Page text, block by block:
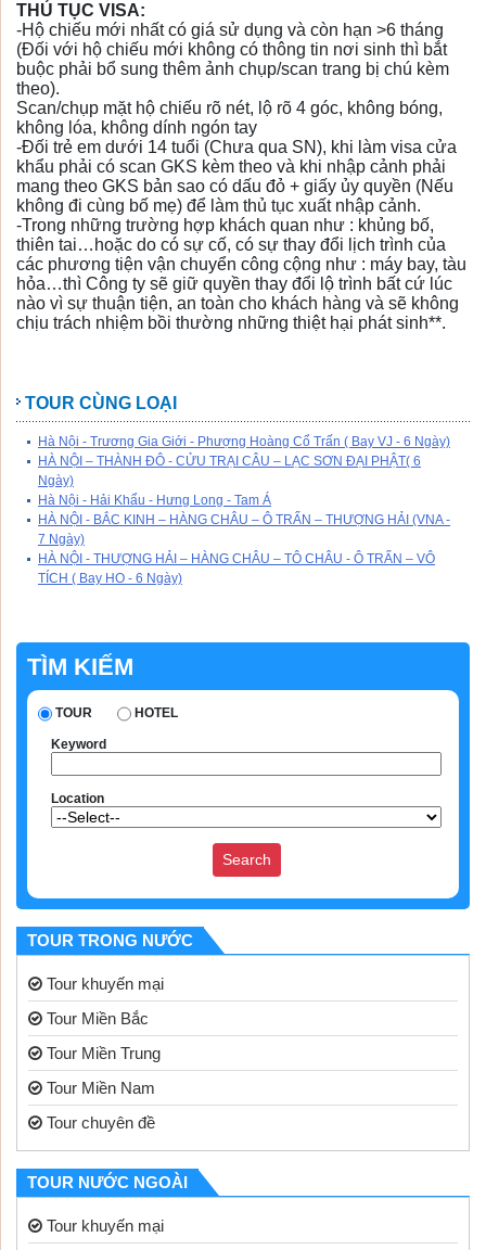
THỦ TỤC VISA:
-Hộ chiếu mới nhất có giá sử dụng và còn hạn >6 tháng
(Đối với hộ chiếu mới không có thông tin nơi sinh thì bắt
buộc phải bổ sung thêm ảnh chụp/scan trang bị chú kèm
theo).
Scan/chụp mặt hộ chiếu rõ nét, lộ rõ 4 góc, không bóng,
không lóa, không dính ngón tay
-Đối trẻ em dưới 14 tuổi (Chưa qua SN), khi làm visa cửa
khẩu phải có scan GKS kèm theo và khi nhập cảnh phải
mang theo GKS bản sao có dấu đỏ + giấy ủy quyền (Nếu
không đi cùng bố mẹ) để làm thủ tục xuất nhập cảnh.
-Trong những trường hợp khách quan như : khủng bố,
thiên tai…hoặc do có sự cố, có sự thay đổi lịch trình của
các phương tiện vận chuyển công cộng như : máy bay, tàu
hỏa…thì Công ty sẽ giữ quyền thay đổi lộ trình bất cứ lúc
nào vì sự thuận tiện, an toàn cho khách hàng và sẽ không
chịu trách nhiệm bồi thường những thiệt hại phát sinh**.
TOUR CÙNG LOẠI
Hà Nội - Trương Gia Giới - Phượng Hoàng Cổ Trấn ( Bay VJ - 6 Ngày)
HÀ NỘI – THÀNH ĐÔ - CỬU TRẠI CÂU – LẠC SƠN ĐẠI PHẬT( 6
Ngày)
Hà Nội - Hải Khẩu - Hưng Long - Tam Á
HÀ NỘI - BẮC KINH – HÀNG CHÂU – Ô TRẤN – THƯỢNG HẢI (VNA -
7 Ngày)
HÀ NỘI - THƯỢNG HẢI – HÀNG CHÂU – TÔ CHÂU - Ô TRẤN – VÔ
TÍCH ( Bay HO - 6 Ngày)
TÌM KIẾM
TOUR HOTEL
Keyword
Location
TOUR TRONG NƯỚC
Tour khuyến mại
Tour Miền Bắc
Tour Miền Trung
Tour Miền Nam
Tour chuyên đề
TOUR NƯỚC NGOÀI
Tour khuyến mại